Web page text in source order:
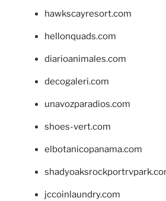
hawkscayresort.com
hellonquads.com
diarioanimales.com
decogaleri.com
unavozparadios.com
shoes-vert.com
elbotanicopanama.com
jccoinlaundry.com